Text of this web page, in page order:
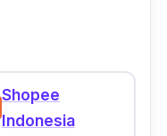
Shopee
Indonesia